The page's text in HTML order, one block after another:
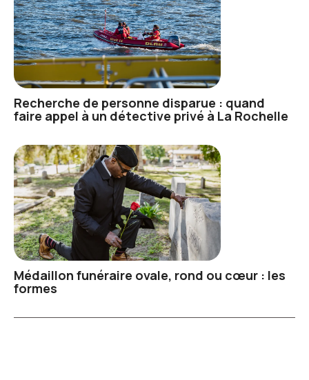
Recherche de personne disparue : quand
faire appel à un détective privé à La Rochelle
Médaillon funéraire ovale, rond ou cœur : les
formes